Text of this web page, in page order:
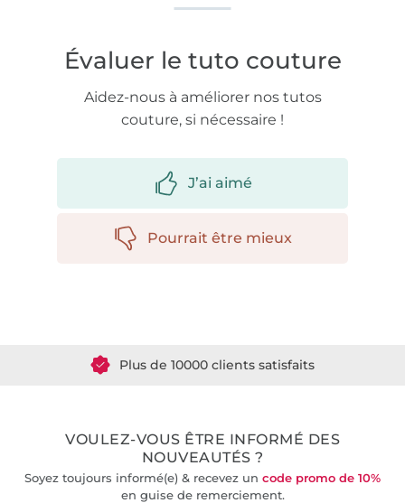
Évaluer le tuto couture
Aidez-nous à améliorer nos tutos
couture, si nécessaire !
J’ai aimé
Pourrait être mieux
VOULEZ-VOUS ÊTRE INFORMÉ DES
NOUVEAUTÉS ?
Soyez toujours informé(e) & recevez un code promo de 10%
en guise de remerciement.